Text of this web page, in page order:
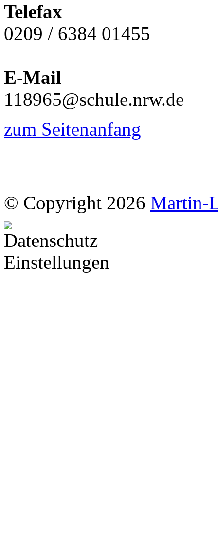
Telefax
0209 / 6384 01455
E-Mail
118965@schule.nrw.de
zum Seitenanfang
© Copyright 2026 Martin-